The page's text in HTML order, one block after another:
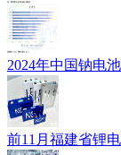
2024年中国钠电
前11月福建省锂